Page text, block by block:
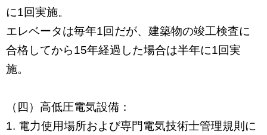
に1回実施。
エレベータは毎年1回だが、建築物の竣工検査に
合格してから15年経過した場合は半年に1回実
施。
（四）高低圧電気設備：
1. 電力使用場所および専門電気技術士管理規則に